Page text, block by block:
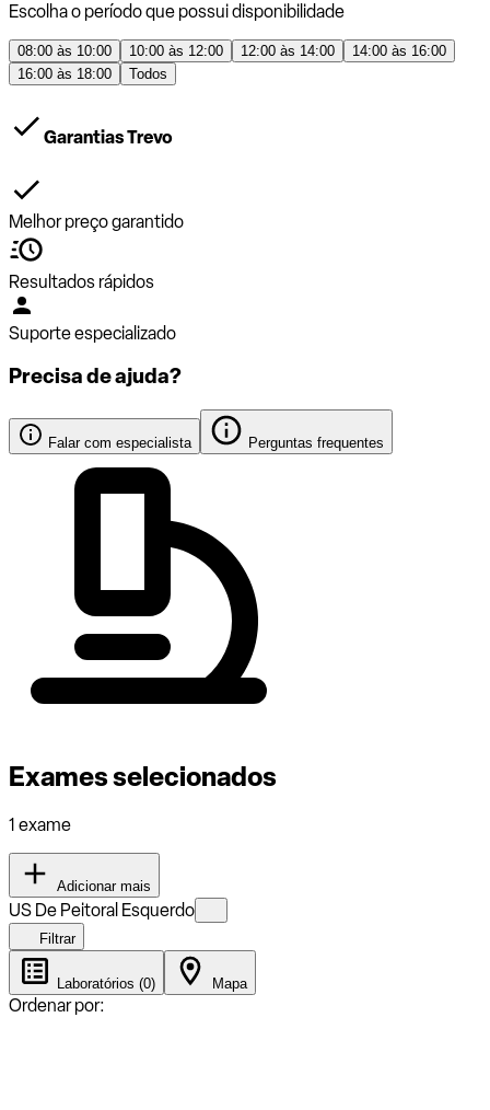
Escolha o período que possui disponibilidade
08:00 às 10:00 10:00 às 12:00 12:00 às 14:00
14:00 às 16:00
16:00 às 18:00
Todos
Garantias Trevo
Melhor preço garantido
Resultados rápidos
Suporte especializado
Precisa de ajuda?
Falar com especialista Perguntas frequentes
Exames selecionados
1 exame
Adicionar mais
US De Peitoral Esquerdo
Filtrar
Laboratórios (0) Mapa
Ordenar por: